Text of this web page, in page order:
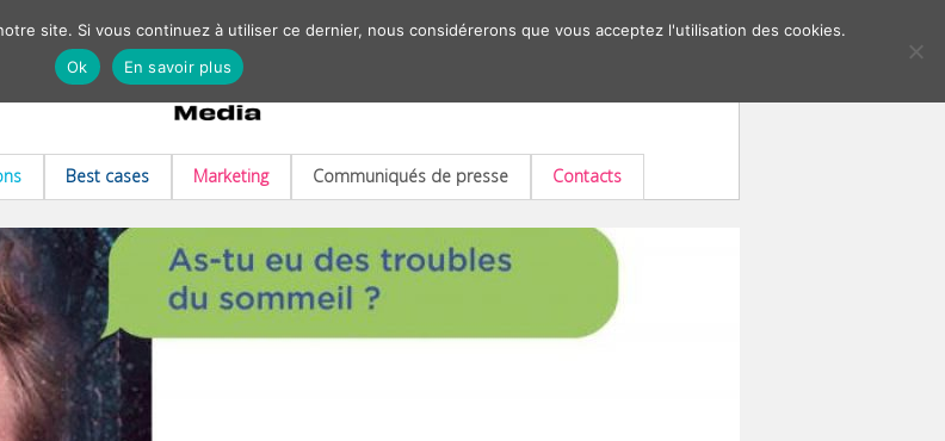
Best cases Marketing Communiqués de presse Contacts
site. Si vous continuez à utiliser ce dernier, nous considérerons que vous acceptez l'utilisation des cookies.
Ok
En savoir plus